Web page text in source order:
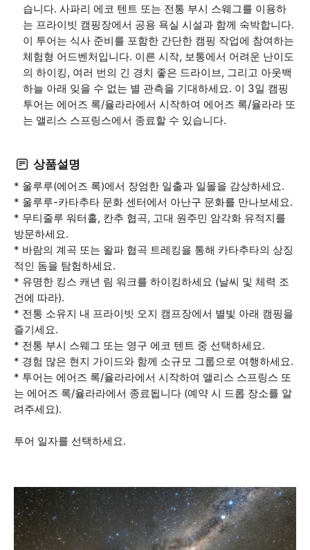
습니다. 사파리 에코 텐트 또는 전통 부시 스웨그를 이용하
는 프라이빗 캠핑장에서 공용 욕실 시설과 함께 숙박합니다.
이 투어는 식사 준비를 포함한 간단한 캠핑 작업에 참여하는
체험형 어드벤처입니다. 이른 시작, 보통에서 어려운 난이도
의 하이킹, 여러 번의 긴 경치 좋은 드라이브, 그리고 아웃백
하늘 아래 잊을 수 없는 별 관측을 기대하세요. 이 3일 캠핑
투어는 에어즈 록/율라라에서 시작하여 에어즈 록/율라라 또
는 앨리스 스프링스에서 종료할 수 있습니다.
상품설명
* 울루루(에어즈 록)에서 장엄한 일출과 일몰을 감상하세요.
* 울루루-카타추타 문화 센터에서 아난구 문화를 만나보세요.
* 무티줄루 워터홀, 칸추 협곡, 고대 원주민 암각화 유적지를
방문하세요.
* 바람의 계곡 또는 왈파 협곡 트레킹을 통해 카타추타의 상징
적인 돔을 탐험하세요.
* 유명한 킹스 캐년 림 워크를 하이킹하세요 (날씨 및 체력 조
건에 따라).
* 전통 소유지 내 프라이빗 오지 캠프장에서 별빛 아래 캠핑을
즐기세요.
* 전통 부시 스웨그 또는 영구 에코 텐트 중 선택하세요.
* 경험 많은 현지 가이드와 함께 소규모 그룹으로 여행하세요.
* 투어는 에어즈 록/율라라에서 시작하여 앨리스 스프링스 또
는 에어즈 록/율라라에서 종료됩니다 (예약 시 드롭 장소를 알
려주세요).
투어 일자를 선택하세요.